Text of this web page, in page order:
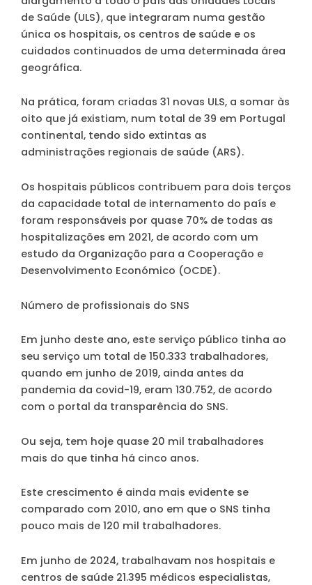
de Saúde (ULS), que integraram numa gestão
única os hospitais, os centros de saúde e os
cuidados continuados de uma determinada área
geográfica.
Na prática, foram criadas 31 novas ULS, a somar às
oito que já existiam, num total de 39 em Portugal
continental, tendo sido extintas as
administrações regionais de saúde (ARS).
Os hospitais públicos contribuem para dois terços
da capacidade total de internamento do país e
foram responsáveis por quase 70% de todas as
hospitalizações em 2021, de acordo com um
estudo da Organização para a Cooperação e
Desenvolvimento Económico (OCDE).
Número de profissionais do SNS
Em junho deste ano, este serviço público tinha ao
seu serviço um total de 150.333 trabalhadores,
quando em junho de 2019, ainda antes da
pandemia da covid-19, eram 130.752, de acordo
com o portal da transparência do SNS.
Ou seja, tem hoje quase 20 mil trabalhadores
mais do que tinha há cinco anos.
Este crescimento é ainda mais evidente se
comparado com 2010, ano em que o SNS tinha
pouco mais de 120 mil trabalhadores.
Em junho de 2024, trabalhavam nos hospitais e
centros de saúde 21.395 médicos especialistas,